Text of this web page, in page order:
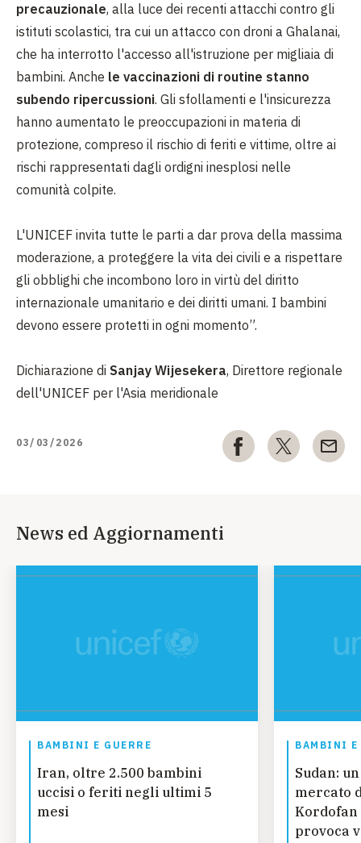
precauzionale, alla luce dei recenti attacchi contro gli
istituti scolastici, tra cui un attacco con droni a Ghalanai,
che ha interrotto l'accesso all'istruzione per migliaia di
bambini. Anche le vaccinazioni di routine stanno
subendo ripercussioni. Gli sfollamenti e l'insicurezza
hanno aumentato le preoccupazioni in materia di
protezione, compreso il rischio di feriti e vittime, oltre ai
rischi rappresentati dagli ordigni inesplosi nelle
comunità colpite.
L'UNICEF invita tutte le parti a dar prova della massima
moderazione, a proteggere la vita dei civili e a rispettare
gli obblighi che incombono loro in virtù del diritto
internazionale umanitario e dei diritti umani. I bambini
devono essere protetti in ogni momento”.
Dichiarazione di Sanjay Wijesekera, Direttore regionale
dell'UNICEF per l'Asia meridionale
03/03/2026
News ed Aggiornamenti
BAMBINI E GUERRE
Iran, oltre 2.500 bambini
uccisi o feriti negli ultimi 5
mesi
BAMBINI E
Sudan:
mercato
provoca